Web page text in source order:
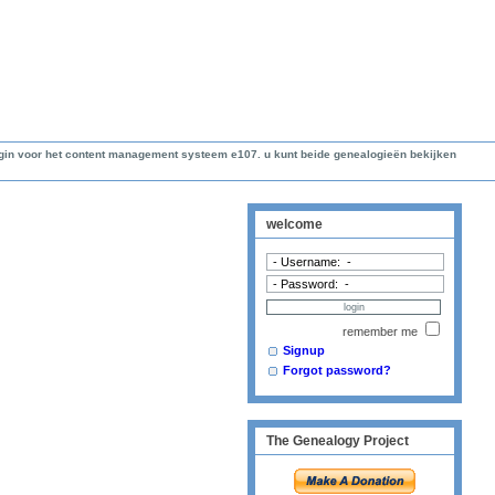
voor het content management systeem e107. u kunt beide genealogieën bekijken
welcome
remember me
Signup
Forgot password?
The Genealogy Project